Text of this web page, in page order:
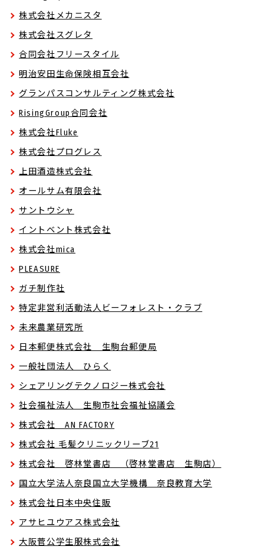
株式会社メカニスタ
株式会社スグレタ
合同会社フリースタイル
明治安田生命保険相互会社
グランパスコンサルティング株式会社
RisingGroup合同会社
株式会社Fluke
株式会社プログレス
上田酒造株式会社
オールサム有限会社
サントウシャ
イントベント株式会社
株式会社mica
PLEASURE
ガチ制作社
特定非営利活動法人ビーフォレスト・クラブ
未来農業研究所
日本郵便株式会社 生駒台郵便局
一般社団法人 ひらく
シェアリングテクノロジー株式会社
社会福祉法人 生駒市社会福祉協議会
株式会社 AN FACTORY
株式会社 毛髪クリニックリーブ21
株式会社 啓林堂書店 （啓林堂書店 生駒店）
国立大学法人奈良国立大学機構 奈良教育大学
株式会社日本中央住販
アサヒユウアス株式会社
大阪菅公学生服株式会社